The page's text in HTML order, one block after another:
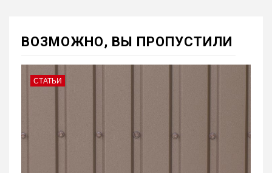
ВОЗМОЖНО, ВЫ ПРОПУСТИЛИ
СТАТЬИ